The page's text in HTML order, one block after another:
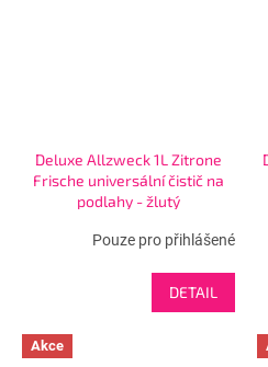
Deluxe Allzweck 1L Zitrone
Frische universální čistič na
podlahy - žlutý
Pouze pro přihlášené
DETAIL
Akce